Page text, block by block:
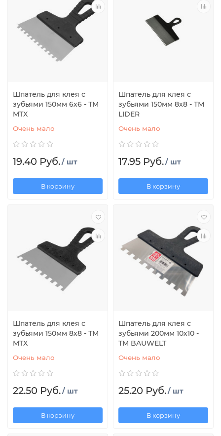
Шпатель для клея с
зубьями 150мм 6х6 - ТМ
MTX
Очень мало
19.40 Руб./ шт
В корзину
Шпатель для клея с
зубьями 150мм 8х8 - ТМ
LIDER
Очень мало
17.95 Руб./ шт
В корзину
Шпатель для клея с
зубьями 150мм 8х8 - ТМ
MTX
Очень мало
22.50 Руб./ шт
В корзину
Шпатель для клея с
зубьями 200мм 10х10 -
ТМ BAUWELT
Очень мало
25.20 Руб./ шт
В корзину